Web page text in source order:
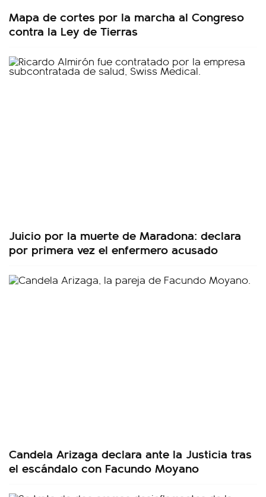
Mapa de cortes por la marcha al Congreso
contra la Ley de Tierras
Juicio por la muerte de Maradona: declara
por primera vez el enfermero acusado
Candela Arizaga declara ante la Justicia tras
el escándalo con Facundo Moyano